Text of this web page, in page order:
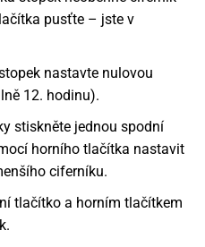
pusťte – jste v
nastavte nulovou
12. hodinu).
stiskněte jednou spodní
horního tlačítka nastavit
ciferníku.
tlačítko a horním tlačítkem